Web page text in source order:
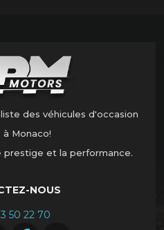
des véhicules d'occasion
à Monaco!
prestige et la performance.
NOUS
50 22 70